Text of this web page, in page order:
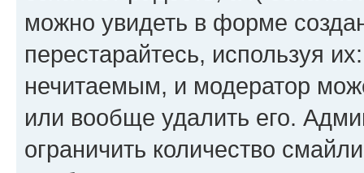
можно увидеть в форме
перестарайтесь, используя
нечитаемым, и модератор
или вообще удалить его.
ограничить количество